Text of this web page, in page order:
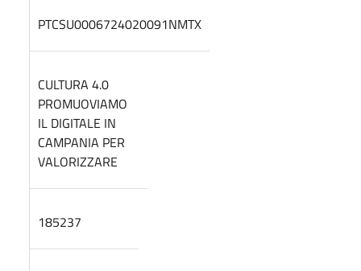
PTCSU0006724020091NMTX
CULTURA 4.0
PROMUOVIAMO
IL DIGITALE IN
CAMPANIA PER
VALORIZZARE
185237